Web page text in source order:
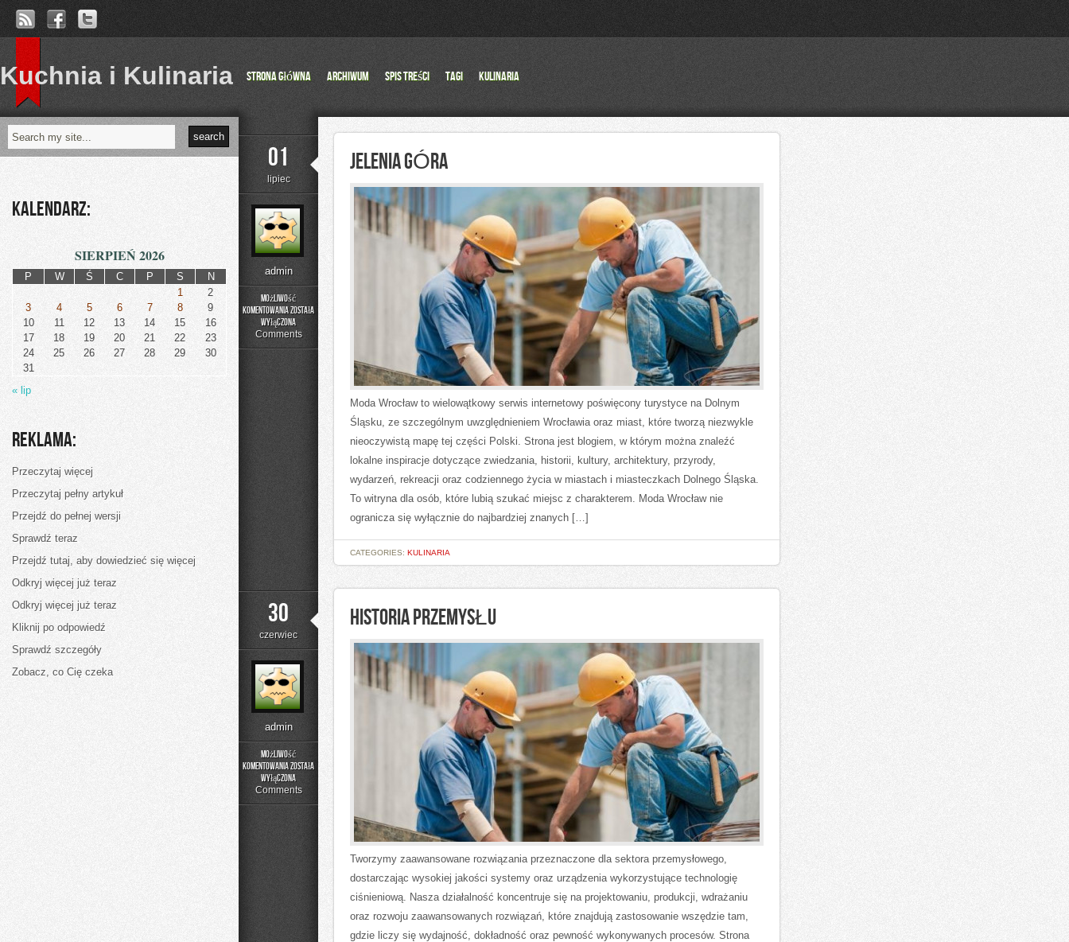
Kuchnia i Kulinaria Strona główna Archiwum Spis Treści Tagi Kulinaria
01
lipiec
admin
Możliwość
komentowaniazostała
wyłączona
Comments
JELENIA GÓRA
Moda Wrocław to wielowątkowy serwis internetowy poświęcony turystyce na Dolnym
Śląsku, ze szczególnym uwzględnieniem Wrocławia oraz miast, które tworzą niezwykle
nieoczywistą mapę tej części Polski. Strona jest blogiem, w którym można znaleźć
lokalne inspiracje dotyczące zwiedzania, historii, kultury, architektury, przyrody,
wydarzeń, rekreacji oraz codziennego życia w miastach i miasteczkach Dolnego Śląska.
To witryna dla osób, które lubią szukać miejsc z charakterem. Moda Wrocław nie
ogranicza się wyłącznie do najbardziej znanych […]
CATEGORIES: KULINARIA
30
czerwiec
admin
Możliwość
komentowania
Historia
Przemysłu
została
wyłączona
Comments
HISTORIA PRZEMYSŁU
Tworzymy zaawansowane rozwiązania przeznaczone dla sektora przemysłowego,
dostarczając wysokiej jakości systemy oraz urządzenia wykorzystujące technologię
ciśnieniową. Nasza działalność koncentruje się na projektowaniu, produkcji, wdrażaniu
oraz rozwoju zaawansowanych rozwiązań, które znajdują zastosowanie wszędzie tam,
gdzie liczy się wydajność, dokładność oraz pewność wykonywanych procesów. Strona
Kalendarz:
SIERPIEŃ 2026
P W Ś C P S
N
1
2
3
4 5 6 7 8
9
10
11 12 13 14 15
16
17
18 19 20 21 22
23
24
25 26 27 28 29
30
31
« lip
Reklama:
Przeczytaj więcej
Przeczytaj pełny artykuł
Przejdź do pełnej wersji
Sprawdź teraz
Przejdź tutaj, aby dowiedzieć się więcej
Odkryj więcej już teraz
Odkryj więcej już teraz
Kliknij po odpowiedź
Sprawdź szczegóły
Zobacz, co Cię czeka